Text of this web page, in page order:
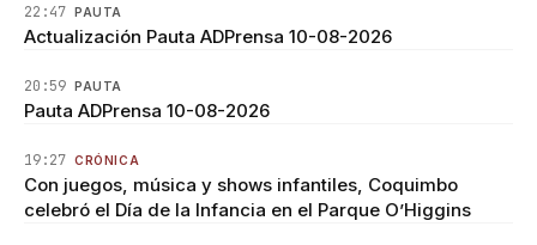
22:47 PAUTA
Actualización Pauta ADPrensa 10-08-2026
20:59 PAUTA
Pauta ADPrensa 10-08-2026
19:27 CRÓNICA
Con juegos, música y shows infantiles, Coquimbo
celebró el Día de la Infancia en el Parque O’Higgins